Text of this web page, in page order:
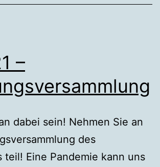
–
dabei sein! Nehmen Sie an
des
teil! Eine Pandemie kann uns